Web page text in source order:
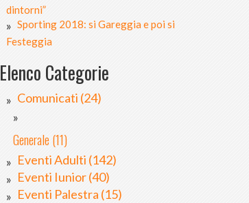
dintorni”
Sporting 2018: si Gareggia e poi si
Festeggia
Elenco Categorie
Comunicati (24)
Generale (11)
Eventi Adulti (142)
Eventi Iunior (40)
Eventi Palestra (15)